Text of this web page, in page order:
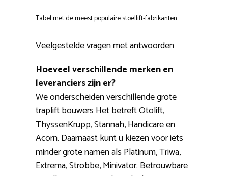
Tabel met de meest populaire stoellift-fabrikanten.
Veelgestelde vragen met antwoorden
Hoeveel verschillende merken en
leveranciers zijn er?
We onderscheiden verschillende grote
traplift bouwers Het betreft Otolift,
ThyssenKrupp, Stannah, Handicare en
Acorn. Daarnaast kunt u kiezen voor iets
minder grote namen als Platinum, Triwa,
Extrema, Strobbe, Minivator. Betrouwbare